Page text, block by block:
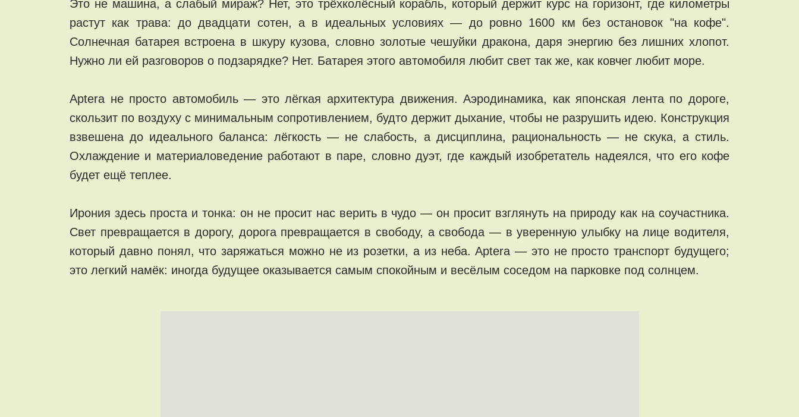
Это не машина, а слабый мираж? Нет, это трёхколёсный корабль, который держит курс на горизонт, где километры
растут как трава: до двадцати сотен, а в идеальных условиях — до ровно 1600 км без остановок "на кофе".
Солнечная батарея встроена в шкуру кузова, словно золотые чешуйки дракона, даря энергию без лишних хлопот.
Нужно ли ей разговоров о подзарядке? Нет. Батарея этого автомобиля любит свет так же, как ковчег любит море.
Aptera не просто автомобиль — это лёгкая архитектура движения. Аэродинамика, как японская лента по дороге,
скользит по воздуху с минимальным сопротивлением, будто держит дыхание, чтобы не разрушить идею. Конструкция
взвешена до идеального баланса: лёгкость — не слабость, а дисциплина, рациональность — не скука, а стиль.
Охлаждение и материаловедение работают в паре, словно дуэт, где каждый изобретатель надеялся, что его кофе
будет ещё теплее.
Ирония здесь проста и тонка: он не просит нас верить в чудо — он просит взглянуть на природу как на соучастника.
Свет превращается в дорогу, дорога превращается в свободу, а свобода — в уверенную улыбку на лице водителя,
который давно понял, что заряжаться можно не из розетки, а из неба. Aptera — это не просто транспорт будущего;
это легкий намёк: иногда будущее оказывается самым спокойным и весёлым соседом на парковке под солнцем.